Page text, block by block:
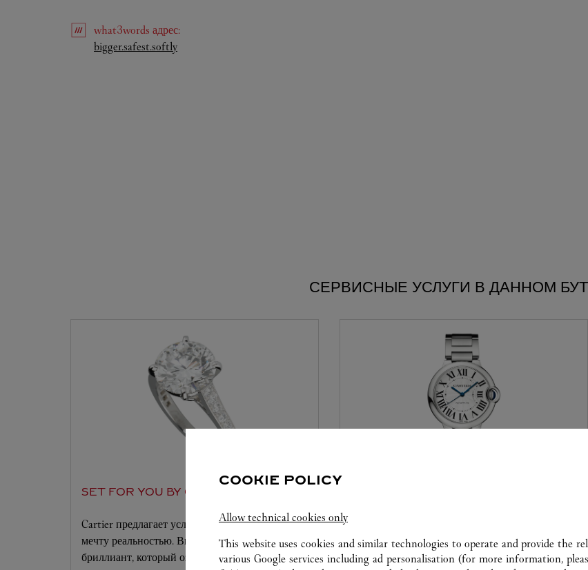
what3words адрес:
bigger.safest.softlyLink Opens in New Tab
СЕРВИСНЫЕ УСЛУГИ В ДАННОМ
SET FOR YOU BY CARTIER
Cartier предлагает услугу, чтобы сделать Вашу
мечту реальностью. Выберите оправу и
бриллиант, который озарит своим блеском
распоряжении для проведения диагностики
ваших изделий и оказания моментального
COOKIE POLICY
Allow technical cookies only
This website uses cookies and similar technologies to operate and provide the
various Google services including ad personalisation (for more information,